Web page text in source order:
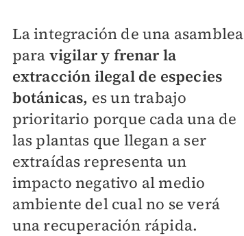
La integración de una asamblea
para vigilar y frenar la
extracción ilegal de especies
botánicas, es un trabajo
prioritario porque cada una de
las plantas que llegan a ser
extraídas representa un
impacto negativo al medio
ambiente del cual no se verá
una recuperación rápida.